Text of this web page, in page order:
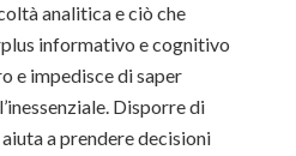
analitica e ciò che
informativo e cognitivo
e impedisce di saper
Disporre di
a prendere decisioni